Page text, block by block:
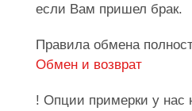
если Вам пришел брак.
Правила обмена
Обмен и возврат
! Опции примерки у нас